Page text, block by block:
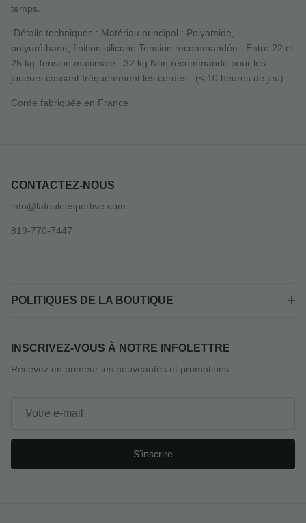
temps.
Détails techniques : Matériau principal : Polyamide,
polyuréthane, finition silicone Tension recommandée : Entre 22 et
25 kg Tension maximale : 32 kg Non recommandé pour les
joueurs cassant fréquemment les cordes : (< 10 heures de jeu)
Corde fabriquée en France
CONTACTEZ-NOUS
info@lafouleesportive.com
819-770-7447
POLITIQUES DE LA BOUTIQUE
INSCRIVEZ-VOUS À NOTRE INFOLETTRE
Recevez en primeur les nouveautés et promotions.
S’inscrire